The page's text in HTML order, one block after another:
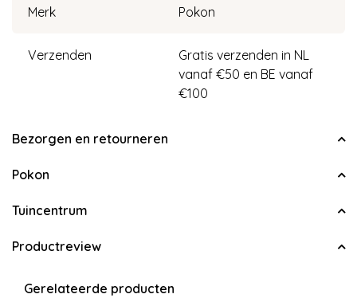
Merk Pokon
Verzenden
Gratis verzenden in NL
vanaf €50 en BE vanaf
€100
Bezorgen en retourneren
Pokon
Tuincentrum
Productreview
Gerelateerde producten